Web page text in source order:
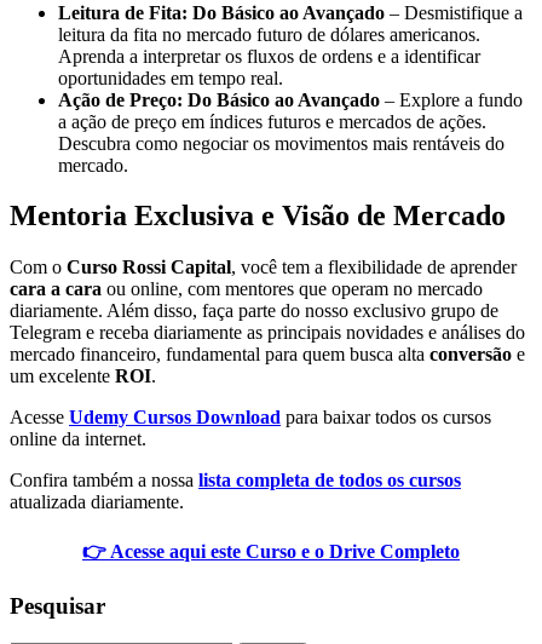
Leitura de Fita: Do Básico ao Avançado – Desmistifique a
leitura da fita no mercado futuro de dólares americanos.
Aprenda a interpretar os fluxos de ordens e a identificar
oportunidades em tempo real.
Ação de Preço: Do Básico ao Avançado – Explore a fundo
a ação de preço em índices futuros e mercados de ações.
Descubra como negociar os movimentos mais rentáveis do
mercado.
Mentoria Exclusiva e Visão de Mercado
Com o Curso Rossi Capital, você tem a flexibilidade de aprender
cara a cara ou online, com mentores que operam no mercado
diariamente. Além disso, faça parte do nosso exclusivo grupo de
Telegram e receba diariamente as principais novidades e análises do
mercado financeiro, fundamental para quem busca alta conversão e
um excelente ROI.
Acesse Udemy Cursos Download para baixar todos os cursos
online da internet.
Confira também a nossa lista completa de todos os cursos
atualizada diariamente.
👉 Acesse aqui este Curso e o Drive Completo
Pesquisar